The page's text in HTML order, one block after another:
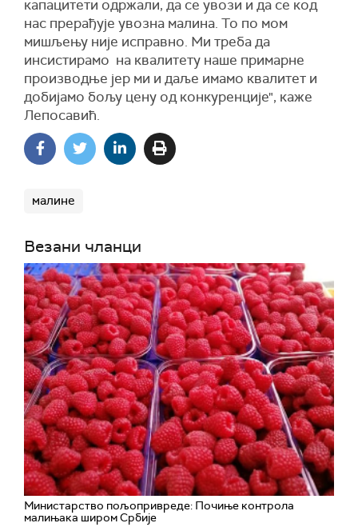
капацитети одржали, да се увози и да се код
нас прерађује увозна малина. То по мом
мишљењу није исправно. Ми треба да
инсистирамо на квалитету наше примарне
производње јер ми и даље имамо квалитет и
добијамо бољу цену од конкуренције", каже
Лепосавић.
малине
Везани чланци
Министарство пољопривреде: Почиње контрола
малињака широм Србије